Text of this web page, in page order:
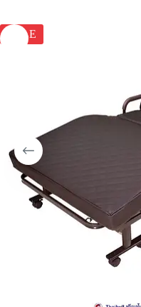
SALE